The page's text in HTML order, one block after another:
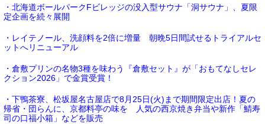
・北海道ボールパークFビレッジの没入型サウナ「洞サウナ」、夏限
定企画を続々展開
・レイテノール、洗顔料を2倍に増量 朝晩5日間試せるトライアルセ
ットへリニューアル
・倉敷プリンの名物3種を味わう『倉敷セット』が「おもてなしセレ
クション2026」で金賞受賞！
・下鴨茶寮、松坂屋名古屋店で8月25日(火)まで期間限定出店！夏の
帰省・団らんに、京都料亭の味を 人気の西京焼き弁当や新作「鯖寿
司の口福小箱」などを販売